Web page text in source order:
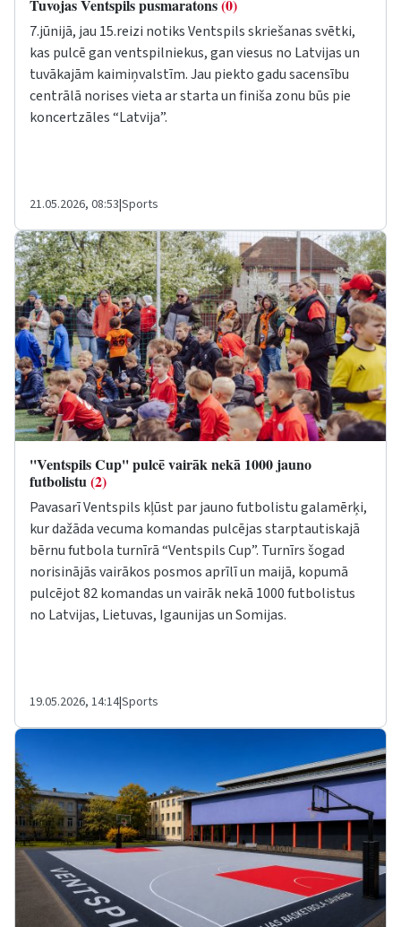
Tuvojas Ventspils pusmaratons(0)
7.jūnijā, jau 15.reizi notiks Ventspils skriešanas svētki,
kas pulcē gan ventspilniekus, gan viesus no Latvijas un
tuvākajām kaimiņvalstīm. Jau piekto gadu sacensību
centrālā norises vieta ar starta un finiša zonu būs pie
koncertzāles “Latvija”.
21.05.2026, 08:53|Sports
''Ventspils Cup'' pulcē vairāk nekā 1000 jauno
futbolistu(2)
Pavasarī Ventspils kļūst par jauno futbolistu galamērķi,
kur dažāda vecuma komandas pulcējas starptautiskajā
bērnu futbola turnīrā “Ventspils Cup”. Turnīrs šogad
norisinājās vairākos posmos aprīlī un maijā, kopumā
pulcējot 82 komandas un vairāk nekā 1000 futbolistus
no Latvijas, Lietuvas, Igaunijas un Somijas.
19.05.2026, 14:14|Sports